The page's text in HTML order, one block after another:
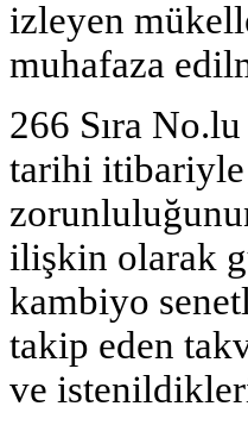
izleyen
muhafaza
266 Sıra
tarihi itibariyle
ilişkin olarak
kambiyo
takip eden
ve